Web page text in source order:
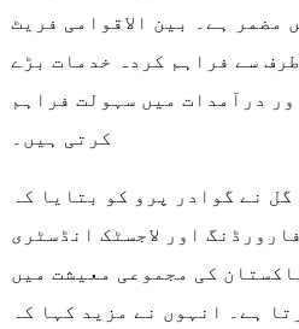
مضمر ہے۔ بین الاقوامی فریٹ
سے فراہم کردہ خدمات بڑے
درآمدات میں سہولت فراہم
کرتی ہیں۔
نے گوادر پرو کو بتایا کہ
اور لاجسٹک انڈسٹری
کی مجموعی معیشت میں
ہے۔ انہوں نے مزید کہا کہ